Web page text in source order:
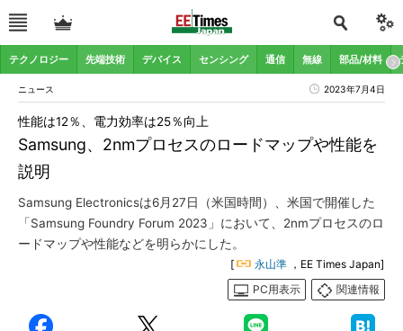
テクノロジー 先端技術 デバイス センシング 通信 無線 部品/材料
ニュース 2023年7月4日
Samsung、2nmプロセスのロードマップや性能を
説明
性能は12％、電力効率は25％向上
Samsung Electronicsは6月27日（米国時間）、米国で開催した
「Samsung Foundry Forum 2023」において、2nmプロセスのロ
ードマップや性能などを明らかにした。
[ 永山準 ，EE Times Japan]
PC用表示
関連情報